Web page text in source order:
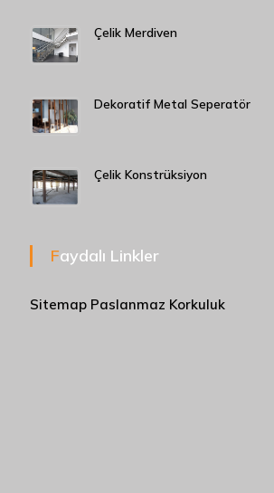
Çelik Merdiven
Dekoratif Metal Seperatör
Çelik Konstrüksiyon
Faydalı Linkler
Sitemap Paslanmaz Korkuluk